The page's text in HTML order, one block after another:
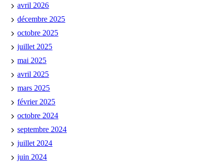
avril 2026
décembre 2025
octobre 2025
juillet 2025
mai 2025
avril 2025
mars 2025
février 2025
octobre 2024
septembre 2024
juillet 2024
juin 2024